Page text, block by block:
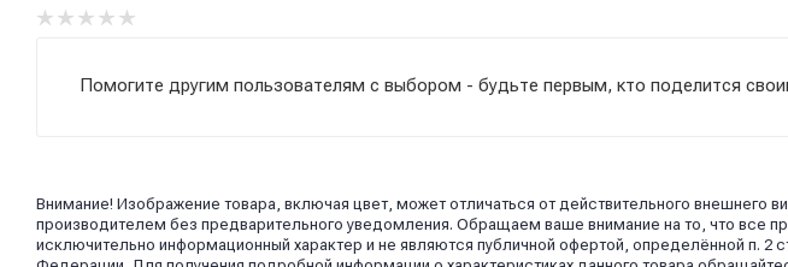
Помогите другим пользователям с выбором - будьте первым, кто поделится
Внимание! Изображение товара, включая цвет, может отличаться от действительного внешнего
производителем без предварительного уведомления. Обращаем ваше внимание на то, что все
исключительно информационный характер и не являются публичной офертой, определённой п. 2